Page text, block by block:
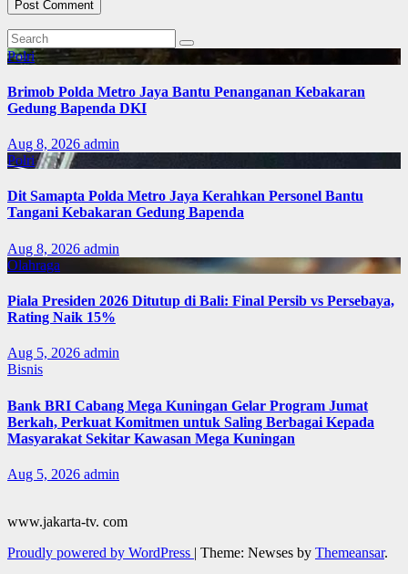
Polri
Brimob Polda Metro Jaya Bantu Penanganan Kebakaran
Gedung Bapenda DKI
Aug 8, 2026 admin
Polri
Dit Samapta Polda Metro Jaya Kerahkan Personel Bantu
Tangani Kebakaran Gedung Bapenda
Aug 8, 2026 admin
Olahraga
Piala Presiden 2026 Ditutup di Bali: Final Persib vs Persebaya,
Rating Naik 15%
Aug 5, 2026 admin
Bisnis
Bank BRI Cabang Mega Kuningan Gelar Program Jumat
Berkah, Perkuat Komitmen untuk Saling Berbagai Kepada
Masyarakat Sekitar Kawasan Mega Kuningan
Aug 5, 2026 admin
www.jakarta-tv. com
Proudly powered by WordPress | Theme: Newses by Themeansar.